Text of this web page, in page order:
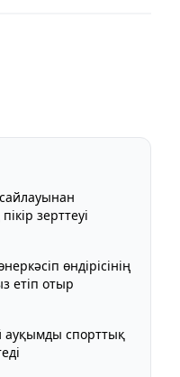
зерттеуі
өндірісінің
етіп отыр
ауқымды спорттық